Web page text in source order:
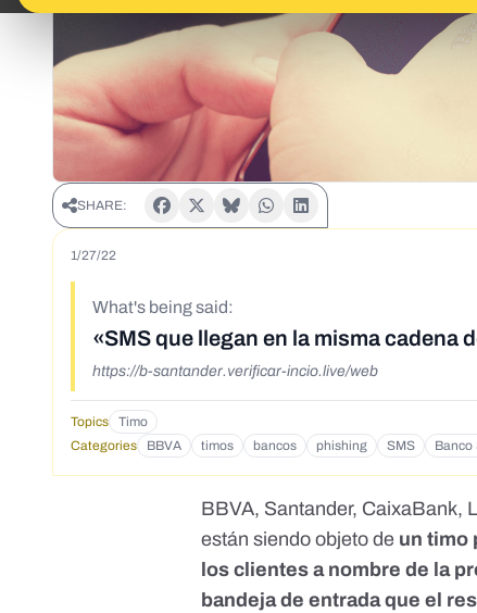
SHARE:
1/27/22
What's being said:
«SMS que llegan en la misma cadena
https://b-santander.verificar-incio.live/web
Topics Timo
Categories
BBVA timos bancos phishing SMS Banco
BBVA, Santander, CaixaBank,
están siendo objeto de un timo
los clientes a nombre de la
bandeja de entrada que el